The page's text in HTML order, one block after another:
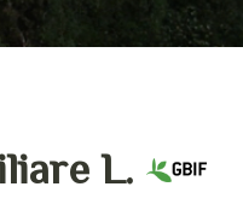
L.